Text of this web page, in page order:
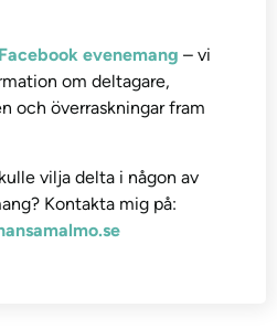
Facebook evenemang – vi
om deltagare,
och överraskningar fram
vilja delta i någon av
Kontakta mig på: